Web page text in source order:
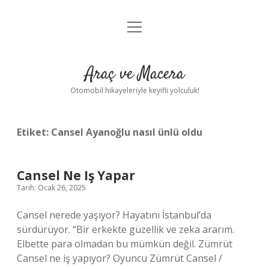
Anasayfa
Yasal Uyarı
menüyü
Araç ve Macera
Otomobil hikayeleriyle keyifli yolculuk!
Etiket: Cansel Ayanoğlu nasıl ünlü oldu
Cansel Ne Iş Yapar
Tarih: Ocak 26, 2025
Cansel nerede yaşıyor? Hayatını İstanbul’da
sürdürüyor. “Bir erkekte güzellik ve zeka ararım.
Elbette para olmadan bu mümkün değil. Zümrüt
Cansel ne iş yapıyor? Oyuncu Zümrüt Cansel /